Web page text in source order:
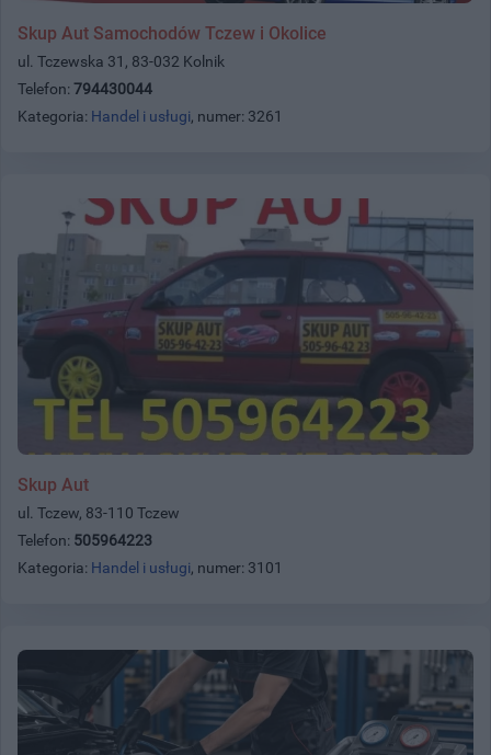
Skup Aut Samochodów Tczew i Okolice
ul. Tczewska 31, 83-032 Kolnik
Telefon: 794430044
Kategoria: Handel i usługi, numer: 3261
Skup Aut
ul. Tczew, 83-110 Tczew
Telefon: 505964223
Kategoria: Handel i usługi, numer: 3101